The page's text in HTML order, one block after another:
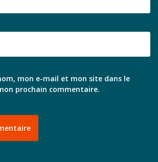
mon e-mail et mon site dans le
prochain commentaire.